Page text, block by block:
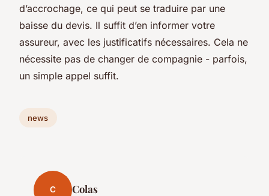
d’accrochage, ce qui peut se traduire par une
baisse du devis. Il suffit d’en informer votre
assureur, avec les justificatifs nécessaires. Cela ne
nécessite pas de changer de compagnie - parfois,
un simple appel suffit.
news
C Colas